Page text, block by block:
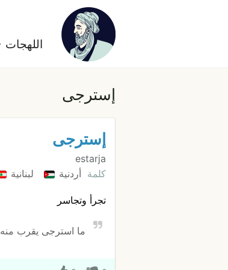
اللهجات
إسترجى
إسترجى
estarja
كلمة أردنية لبنانية
تجرأ وتجاسر
ما استرجى يقرب منه